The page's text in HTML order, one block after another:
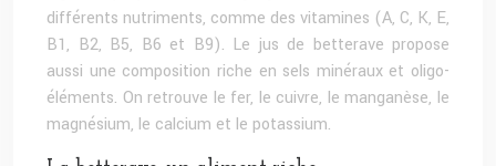
différents nutriments, comme des vitamines (A, C, K, E,
B1, B2, B5, B6 et B9). Le jus de betterave propose
aussi une composition riche en sels minéraux et oligo-
éléments. On retrouve le fer, le cuivre, le manganèse, le
magnésium, le calcium et le potassium.